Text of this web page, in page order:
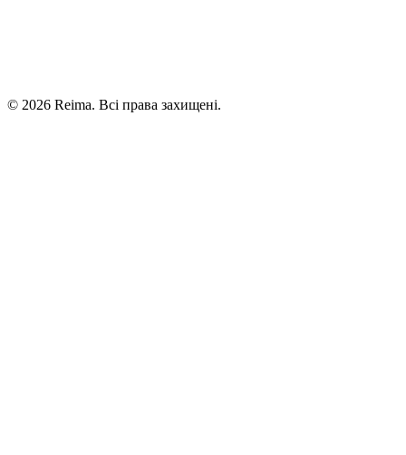
© 2026 Reima. Всі права захищені.